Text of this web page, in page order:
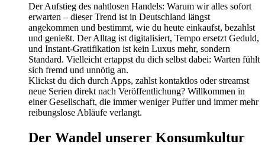
Der Aufstieg des nahtlosen Handels: Warum wir alles sofort
erwarten – dieser Trend ist in Deutschland längst
angekommen und bestimmt, wie du heute einkaufst, bezahlst
und genießt. Der Alltag ist digitalisiert, Tempo ersetzt Geduld,
und Instant-Gratifikation ist kein Luxus mehr, sondern
Standard. Vielleicht ertappst du dich selbst dabei: Warten fühlt
sich fremd und unnötig an.
Klickst du dich durch Apps, zahlst kontaktlos oder streamst
neue Serien direkt nach Veröffentlichung? Willkommen in
einer Gesellschaft, die immer weniger Puffer und immer mehr
reibungslose Abläufe verlangt.
Der Wandel unserer Konsumkultur